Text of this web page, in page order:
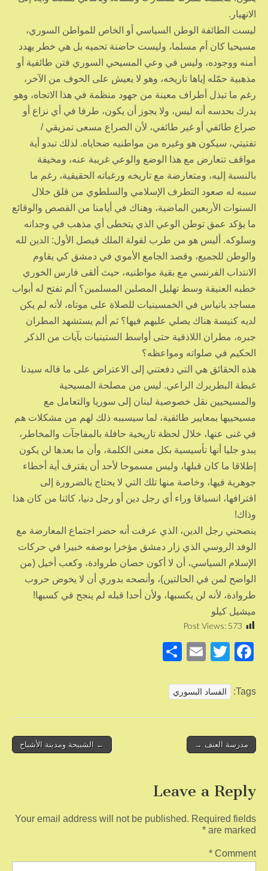
الانهيار.
ليست الطائفة الوطن السياسي أو الخاص للمواطن السوري،
مسيحيا كان أم مسلما، وليست حاضنة تحميه بل هي خطر يهدد
أمنه ووجوده، وليس في وعي المسيحي السوري فتن طائفية أو
مذهبية حمّله إياها تاريخه، وهو لا يعيش على الخوف من الآخر،
رغم ما تبذل أطراف معينة من جهود منظمة في هذا الاتجاه، وهو
يدرك بحدسه أنه ليس، ولا يجوز أن يكون، طرفا في أي نزاع أو
صراع طائفي أو غير طائفي، لأن الصراع مسعى تمزيقي /
تفتيتي، سيكون هو وغيره من مواطنيه ضحاياه. لذلك تبدو أية
مواقف تتعارض مع هذا الوضع والوعي غريبة عنه، ومخيفة
بالنسبة إليه، ومتعارضة مع تاريخه ورغباته الحقيقية، رغم ما
سببه له صعود التطرف الإسلامي والسلطوي من قلق خلال
السنوات الأربعين الماضية، وهناك في أيامنا من القصص والوقائع
ما يؤكد عمق توطن الوعي الذي يتخطى أي مذهب في وجدانه
وسلوكه. أليس هو من طرب لقولة الملك فيصل الأول: الدين لله
والوطن للجميع، وقصد الجامع الأموي في دمشق كي يقاوم
الانتداب الفرنسي مع بقية مواطنيه، حيث ألقى فارس الخوري
خطبه العنيفة وسط تهليل المصلين المسلمين؟ ألم تفتح له أبواب
مساجد بانياس في الخمسينيات للصلاة على موتاه، لأنه لم يكن
لديه كنيسة هناك يصلي عليهم فيها؟ ثم ألم يستشهد المطران
جبره، مطران اللاذقية حتى أواسط الستينيات بآيات من الذكر
الحكيم في صلواته ومواعظه؟
هذه الحقائق هي التي دفعتني إلى الاعتراض على ما قاله سيدنا
غبطة البطريرك الراعي. ليس من مصلحة المسيحية
والمسيحيين نقل خصوصية لبنان إلى سوريا والتعامل مع
مسيحييها بمعايير طائفية، لما سيسببه ذلك لهم من مشكلات هم
في غنى عنها، خلال لحظة تاريخية حافلة بالمفاجآت والمخاطر،
يبدو جليا أنها تأسيسية بكل معنى الكلمة، وأن ما بعدها لن يكون
إطلاقا ما كان قبلها، وليس مسموحا لأحد أن يقترف أية أخطاء
جوهرية فيها، وخاصة منها تلك التي لا يحتاج بالضرورة إلى
اقترافها، انسياقا وراء أي رجل دين أو رجل دنيا، كائنا من كان هذا
وذاك!
ينصحني رجل الدين، الذي عرفت أنه حضر اجتماع المعارضة مع
الوفد الروسي الذي زار دمشق مؤخرا بوصفه خبيرا في حركات
الإسلام السياسي، أن لا أكون حصان طروادة، وكعب أخيل (من
الواضح لمن في الحالتين)، وأنصحه بدوري أن لا يخوض حروب
طروادة، لأنه لن يكسبها، ولأن أحدا قبله لم ينجح في كسبها!
ميشيل كيلو
Post Views: 573
F
c
o
k
T
tt
E
ail
Tags: الفساد البسوري
Post
← الشبيحة ومدينة الأشباح مدرسة العنف →
Leave a Reply
Your email address will not be published. Required fields
are marked
*
Comment
*